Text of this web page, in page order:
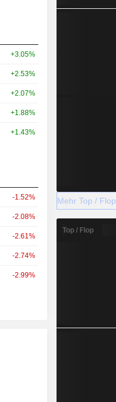
+3.05%
+2.53%
+2.07%
+1.88%
+1.43%
-1.52%
-2.08%
-2.61%
-2.74%
-2.99%
Mehr Top / Flop
Top / Flop